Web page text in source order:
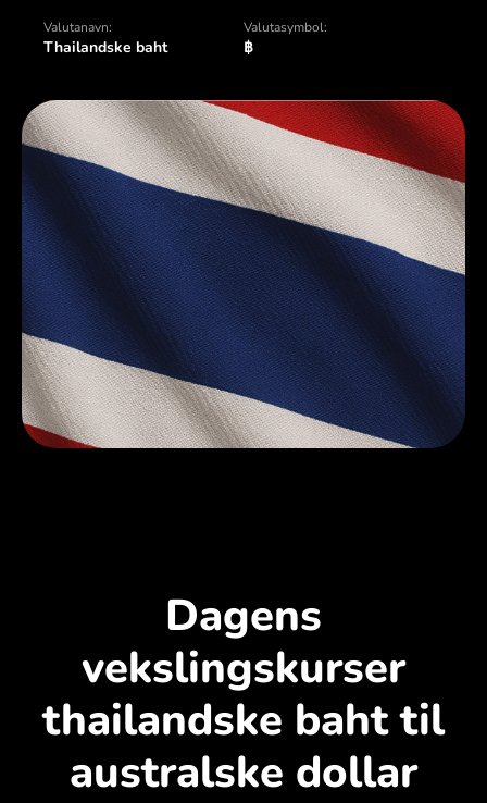
Valutanavn:
Thailandske baht
Valutasymbol:
฿
Dagens
vekslingskurser
thailandske baht til
australske dollar